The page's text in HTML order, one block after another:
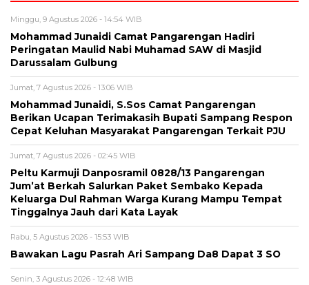
Minggu, 9 Agustus 2026 - 14:54 WIB
Mohammad Junaidi Camat Pangarengan Hadiri
Peringatan Maulid Nabi Muhamad SAW di Masjid
Darussalam Gulbung
Jumat, 7 Agustus 2026 - 13:06 WIB
Mohammad Junaidi, S.Sos Camat Pangarengan
Berikan Ucapan Terimakasih Bupati Sampang Respon
Cepat Keluhan Masyarakat Pangarengan Terkait PJU
Jumat, 7 Agustus 2026 - 02:45 WIB
Peltu Karmuji Danposramil 0828/13 Pangarengan
Jum’at Berkah Salurkan Paket Sembako Kepada
Keluarga Dul Rahman Warga Kurang Mampu Tempat
Tinggalnya Jauh dari Kata Layak
Rabu, 5 Agustus 2026 - 15:53 WIB
Bawakan Lagu Pasrah Ari Sampang Da8 Dapat 3 SO
Senin, 3 Agustus 2026 - 12:48 WIB